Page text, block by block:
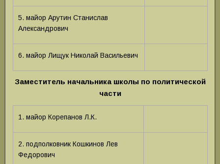
5. майор Арутин Станислав
Александрович
6. майор Лищук Николай Васильевич
Заместитель начальника школы по политической
части
1. майор Корепанов Л.К.
2. подполковник Кошкинов Лев
Федорович